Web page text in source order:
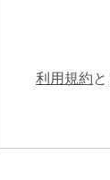
利用規約と